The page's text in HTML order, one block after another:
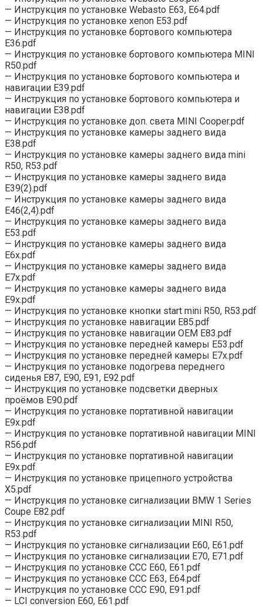
— Инструкция по установке Webasto Е63, Е64.pdf
— Инструкция по установке xenon E53.pdf
— Инструкция по установке бортового компьютера
E36.pdf
— Инструкция по установке бортового компьютера MINI
R50.pdf
— Инструкция по установке бортового компьютера и
навигации E39.pdf
— Инструкция по установке бортового компьютера и
навигации Е38.pdf
— Инструкция по установке доп. света MINI Cooper.pdf
— Инструкция по установке камеры заднего вида
E38.pdf
— Инструкция по установке камеры заднего вида mini
R50, R53.pdf
— Инструкция по установке камеры заднего вида
Е39(2).pdf
— Инструкция по установке камеры заднего вида
Е46(2,4).pdf
— Инструкция по установке камеры заднего вида
Е53.pdf
— Инструкция по установке камеры заднего вида
Е6x.pdf
— Инструкция по установке камеры заднего вида
Е7x.pdf
— Инструкция по установке камеры заднего вида
Е9x.pdf
— Инструкция по установке кнопки start mini R50, R53.pdf
— Инструкция по установке навигации Е85.pdf
— Инструкция по установке навигации ОЕМ Е83.pdf
— Инструкция по установке передней камеры Е53.pdf
— Инструкция по установке передней камеры Е7x.pdf
— Инструкция по установке подогрева переднего
сиденья Е87, E90, Е91, Е92.pdf
— Инструкция по установке подсветки дверных
проёмов E90.pdf
— Инструкция по установке портативной навигации
E9x.pdf
— Инструкция по установке портативной навигации MINI
R56.pdf
— Инструкция по установке портативной навигации
Е9х.pdf
— Инструкция по установке прицепного устройства
X5.pdf
— Инструкция по установке сигнализации BMW 1 Series
Coupe E82.pdf
— Инструкция по установке сигнализации MINI R50,
R53.pdf
— Инструкция по установке сигнализации Е60, Е61.pdf
— Инструкция по установке сигнализации Е70, Е71.pdf
— Инструкция по установке ССС Е60, Е61.pdf
— Инструкция по установке ССС Е63, Е64.pdf
— Инструкция по установке ССС Е90, Е91.pdf
— LCI conversion E60, E61.pdf